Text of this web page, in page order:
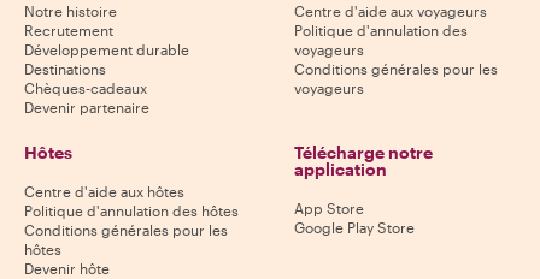
Notre histoire
Recrutement
Développement durable
Destinations
Chèques-cadeaux
Devenir partenaire
Centre d'aide aux voyageurs
Politique d'annulation des
voyageurs
Conditions générales pour les
voyageurs
Hôtes
Centre d'aide aux hôtes
Politique d'annulation des hôtes
Conditions générales pour les
hôtes
Devenir hôte
Télécharge notre
application
App Store
Google Play Store